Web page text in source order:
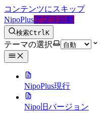
コンテンツにスキップ
NipoPlusアプリ起動
検索CtrlK
テーマの選択
NipoPlus現行
Nipo 旧バージョン